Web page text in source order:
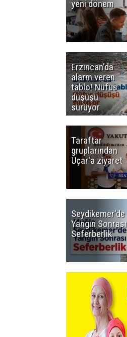
yeni dönem
Erzincan'da
alarm veren
tablo! Nüfus
düşüşü
sürüyor
Taraftar
gruplarından
Uçar'a ziyaret
Seydikemer'de
Yangın Sonrası
Seferberlik